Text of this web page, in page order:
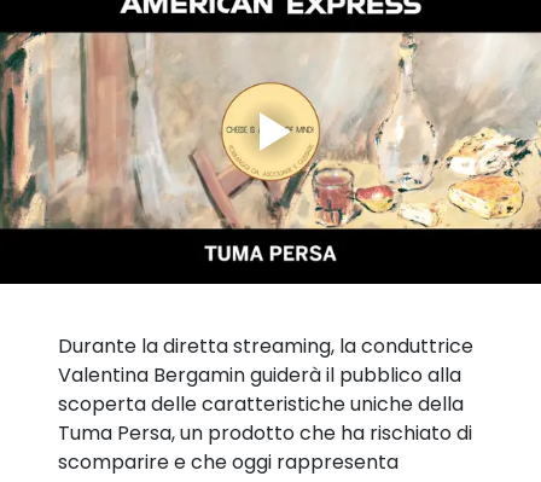
Durante la diretta streaming, la conduttrice
Valentina Bergamin guiderà il pubblico alla
scoperta delle caratteristiche uniche della
Tuma Persa, un prodotto che ha rischiato di
scomparire e che oggi rappresenta